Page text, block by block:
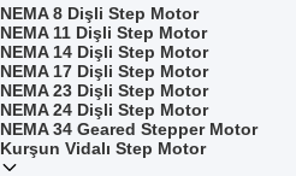
NEMA 8 Dişli Step Motor
NEMA 11 Dişli Step Motor
NEMA 14 Dişli Step Motor
NEMA 17 Dişli Step Motor
NEMA 23 Dişli Step Motor
NEMA 24 Dişli Step Motor
NEMA 34 Geared Stepper Motor
Kurşun Vidalı Step Motor